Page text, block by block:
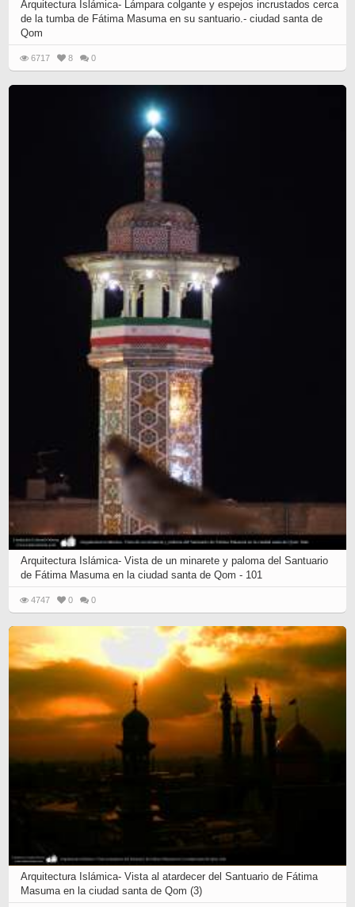
Arquitectura Islámica- Lámpara colgante y espejos incrustados cerca
de la tumba de Fátima Masuma en su santuario.- ciudad santa de
Qom
6717 8 0
Arquitectura Islámica- Vista de un minarete y paloma del Santuario
de Fátima Masuma en la ciudad santa de Qom - 101
4747 0 0
Arquitectura Islámica- Vista al atardecer del Santuario de Fátima
Masuma en la ciudad santa de Qom (3)